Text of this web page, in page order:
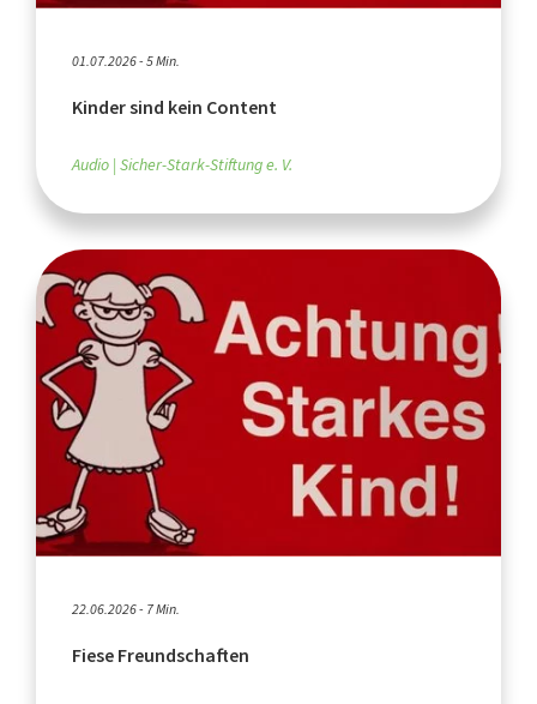
01.07.2026 - 5 Min.
Kinder sind kein Content
Audio Sicher-Stark-Stiftung e. V.
22.06.2026 - 7 Min.
Fiese Freundschaften